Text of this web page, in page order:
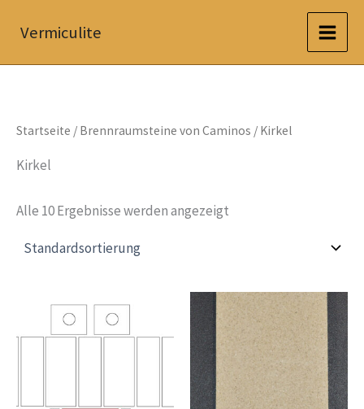
InhaltVermiculite
Startseite / Brennraumsteine von Caminos / Kirkel
Kirkel
Alle 10 Ergebnisse werden angezeigt